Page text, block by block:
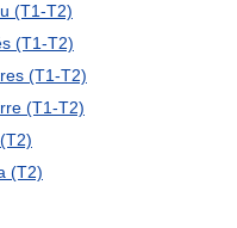
(T1-T2)
(T1-T2)
(T1-T2)
(T1-T2)
(T2)